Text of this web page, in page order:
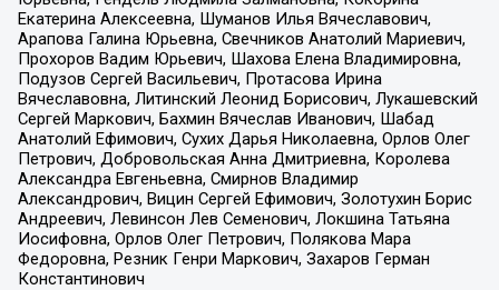
Екатерина Алексеевна, Шуманов Илья Вячеславович,
Арапова Галина Юрьевна, Свечников Анатолий Мариевич,
Прохоров Вадим Юрьевич, Шахова Елена Владимировна,
Подузов Сергей Васильевич, Протасова Ирина
Вячеславовна, Литинский Леонид Борисович, Лукашевский
Сергей Маркович, Бахмин Вячеслав Иванович, Шабад
Анатолий Ефимович, Сухих Дарья Николаевна, Орлов Олег
Петрович, Добровольская Анна Дмитриевна, Королева
Александра Евгеньевна, Смирнов Владимир
Александрович, Вицин Сергей Ефимович, Золотухин Борис
Андреевич, Левинсон Лев Семенович, Локшина Татьяна
Иосифовна, Орлов Олег Петрович, Полякова Мара
Федоровна, Резник Генри Маркович, Захаров Герман
Константинович